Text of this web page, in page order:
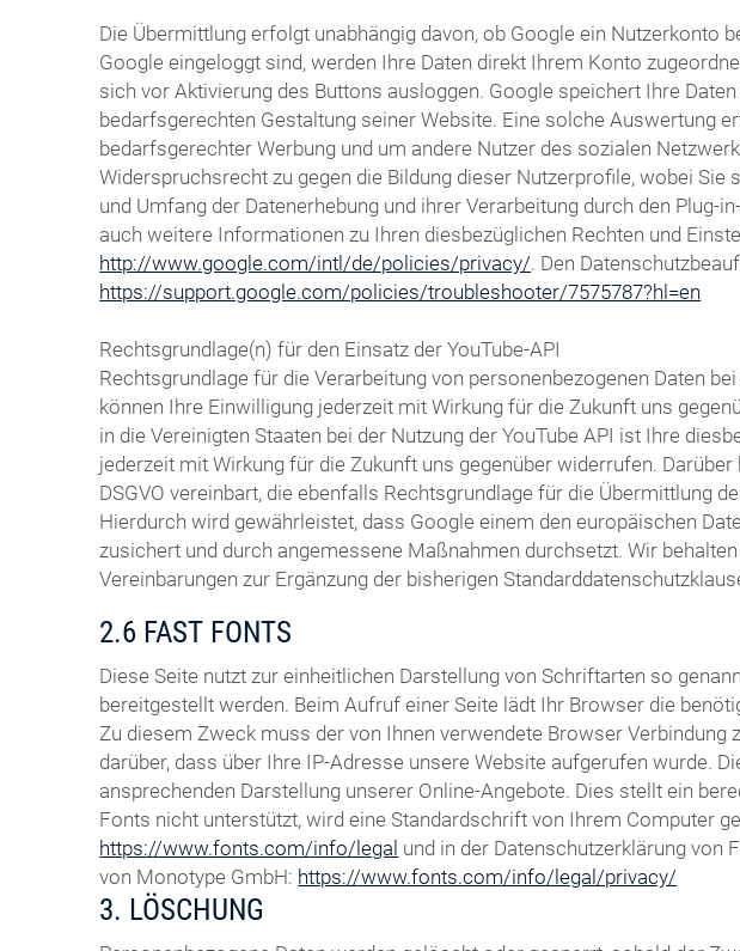
Die Übermittlung erfolgt unabhängig davon, ob Google ein Nutzerkonto
Google eingeloggt sind, werden Ihre Daten direkt Ihrem Konto
sich vor Aktivierung des Buttons ausloggen. Google speichert Ihre
bedarfsgerechten Gestaltung seiner Website. Eine solche Auswertung
bedarfsgerechter Werbung und um andere Nutzer des sozialen
Widerspruchsrecht zu gegen die Bildung dieser Nutzerprofile, wobei
und Umfang der Datenerhebung und ihrer Verarbeitung durch den
auch weitere Informationen zu Ihren diesbezüglichen Rechten und
http://www.google.com/intl/de/policies/privacy/. Den
https://support.google.com/policies/troubleshooter/7575787?hl=en
Rechtsgrundlage(n) für den Einsatz der YouTube-API
Rechtsgrundlage für die Verarbeitung von personenbezogenen Daten
können Ihre Einwilligung jederzeit mit Wirkung für die Zukunft uns
in die Vereinigten Staaten bei der Nutzung der YouTube API ist Ihre
jederzeit mit Wirkung für die Zukunft uns gegenüber widerrufen.
DSGVO vereinbart, die ebenfalls Rechtsgrundlage für die Übermittlung
Hierdurch wird gewährleistet, dass Google einem den europäischen
zusichert und durch angemessene Maßnahmen durchsetzt. Wir
Vereinbarungen zur Ergänzung der bisherigen
2.6 FAST FONTS
Diese Seite nutzt zur einheitlichen Darstellung von Schriftarten so
bereitgestellt werden. Beim Aufruf einer Seite lädt Ihr Browser die
Zu diesem Zweck muss der von Ihnen verwendete Browser
darüber, dass über Ihre IP-Adresse unsere Website aufgerufen wurde.
ansprechenden Darstellung unserer Online-Angebote. Dies stellt ein
Fonts nicht unterstützt, wird eine Standardschrift von Ihrem Computer
https://www.fonts.com/info/legal und in der Datenschutzerklärung von
von Monotype GmbH: https://www.fonts.com/info/legal/privacy/
3. LÖSCHUNG